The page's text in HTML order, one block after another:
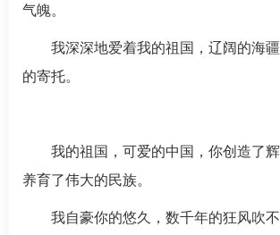
气魄。
我深深地爱着我的祖国，辽阔的海
的寄托。
我的祖国，可爱的中国，你创造了
养育了伟大的民族。
我自豪你的悠久，数千年的狂风吹